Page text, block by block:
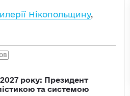
Нікопольщину,
року: Президент
та системою